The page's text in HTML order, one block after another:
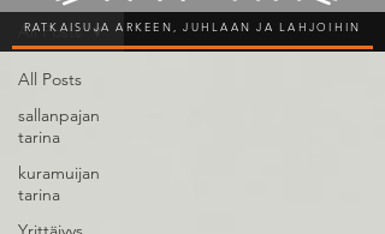
RATKAISUJA ARKEEN, JUHLAAN JA LAHJOIHIN
All Posts
sallanpajan
tarina
kuramuijan
tarina
All Posts